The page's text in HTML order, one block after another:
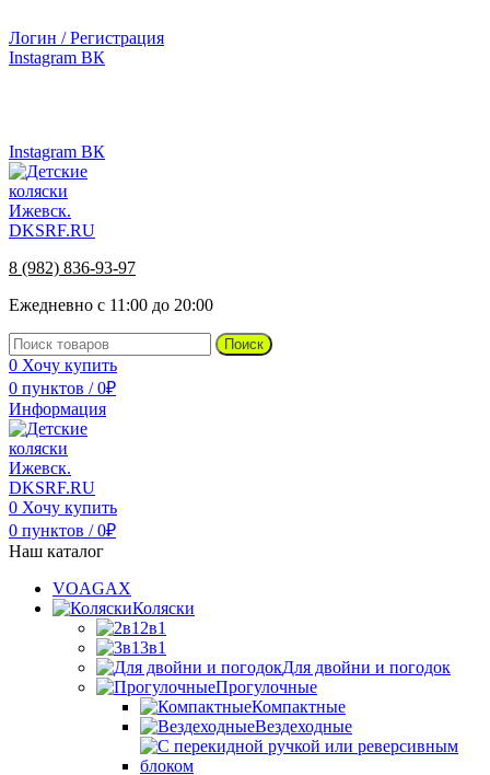
Логин / Регистрация
Instagram ВК
Instagram ВК
8 (982) 836-93-97
Ежедневно с 11:00 до 20:00
Поиск
0 Хочу купить
0 пунктов / 0₽
Информация
0 Хочу купить
0 пунктов / 0₽
Наш каталог
VOAGAX
Коляски
2в1
3в1
Для двойни и погодок
Прогулочные
Компактные
Вездеходные